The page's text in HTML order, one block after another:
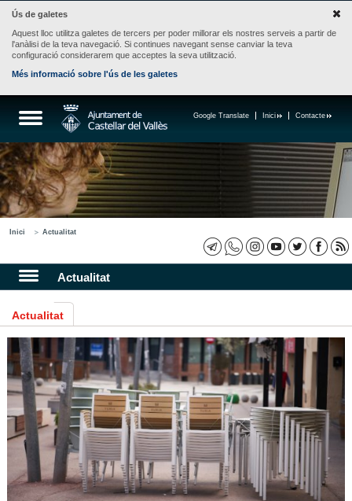
Ús de galetes
Aquest lloc utilitza galetes de tercers per poder millorar els nostres serveis a partir de
l'anàlisi de la teva navegació. Si continues navegant sense canviar la teva
configuració considerarem que acceptes la seva utilització.
Més informació sobre l'ús de les galetes
Contacte
Inici
Google Translate
Inici Actualitat
Actualitat
Actualitat